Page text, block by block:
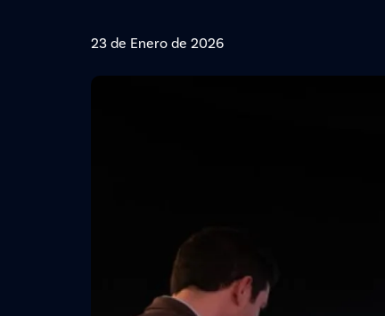
23 de Enero de 2026